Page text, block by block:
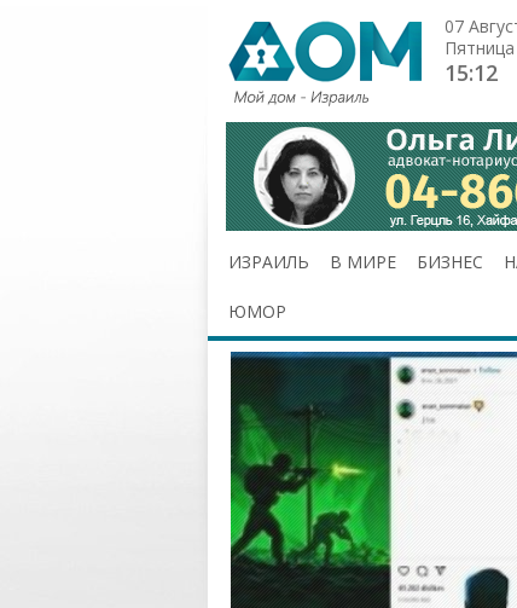
07
Пятница
15:12
ИЗРАИЛЬ В МИРЕ БИЗНЕС
ЮМОР